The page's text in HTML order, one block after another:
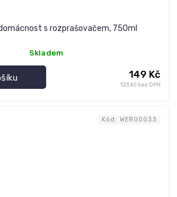
s rozprašovačem, 750ml
Skladem
123 Kč bez DPH
149 Kč
Kód: WER00033